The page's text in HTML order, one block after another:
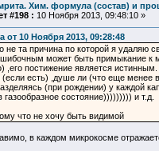
Хим. формула (состав) и
#198 : 10 Ноября 2013, 09:48:10 »
от 10 Ноября 2013, 09:28:48
не та причина по которой я удаляю
может быть примыкание к
,его постижение является
(если есть) ,душе ли (что еще менее
(при рождении) у каждой
газообразное состояние))))))))) и т.д.
что не хочу быть видимой
в каждом микрокосме